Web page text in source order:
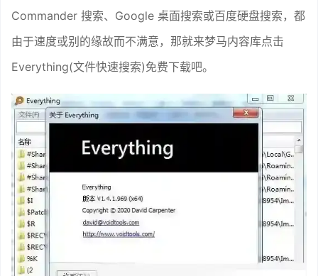
Commander 搜索、Google 桌面搜索或百度硬盘搜索，都
由于速度或别的缘故而不满意，那就来梦马内容库点击
Everything(文件快速搜索)免费下载吧。